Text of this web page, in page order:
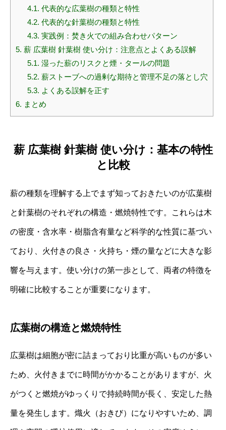
4.1. 代表的な広葉樹の種類と特性
4.2. 代表的な針葉樹の種類と特性
4.3. 実践例：焚き火での組み合わせパターン
5. 薪 広葉樹 針葉樹 使い分け：注意点とよくある誤解
5.1. 湿った薪のリスクと煙・タールの問題
5.2. 薪ストーブへの過剰な期待と管理不足の落とし穴
5.3. よくある誤解を正す
6. まとめ
薪 広葉樹 針葉樹 使い分け：基本の特性
と比較
薪の種類を理解する上でまず知っておきたいのが広葉樹
と針葉樹のそれぞれの構造・燃焼特性です。これらは木
の密度・含水率・樹脂含有量など科学的な性質に基づい
ており、火付きの良さ・火持ち・煙の量などに大きな影
響を与えます。使い分けの第一歩として、両者の特徴を
明確に比較することが重要になります。
広葉樹の構造と燃焼特性
広葉樹は細胞が密に詰まっており比重が高いものが多い
ため、火付きまでに時間がかかることがありますが、火
がつくと燃焼がゆっくりで持続時間が長く、安定した熱
量を発生します。熾火（おきび）になりやすいため、調